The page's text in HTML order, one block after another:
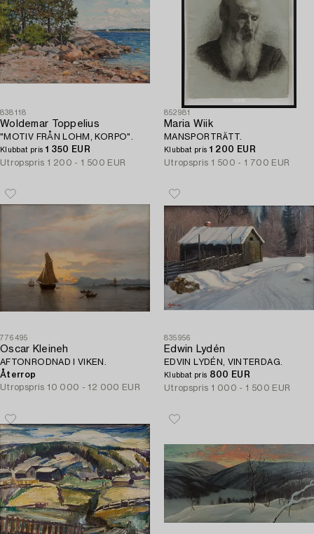
838118
Woldemar Toppelius
"MOTIV FRÅN LOHM, KORPO".
Klubbat pris 1 350 EUR
Utropspris 1 200 - 1 500 EUR
852981
Maria Wiik
MANSPORTRÄTT.
Klubbat pris 1 200 EUR
Utropspris 1 500 - 1 700 EUR
776495
Oscar Kleineh
AFTONRODNAD I VIKEN.
Återrop
Utropspris 10 000 - 12 000 EUR
835956
Edwin Lydén
EDVIN LYDÉN, VINTERDAG.
Klubbat pris 800 EUR
Utropspris 1 000 - 1 500 EUR